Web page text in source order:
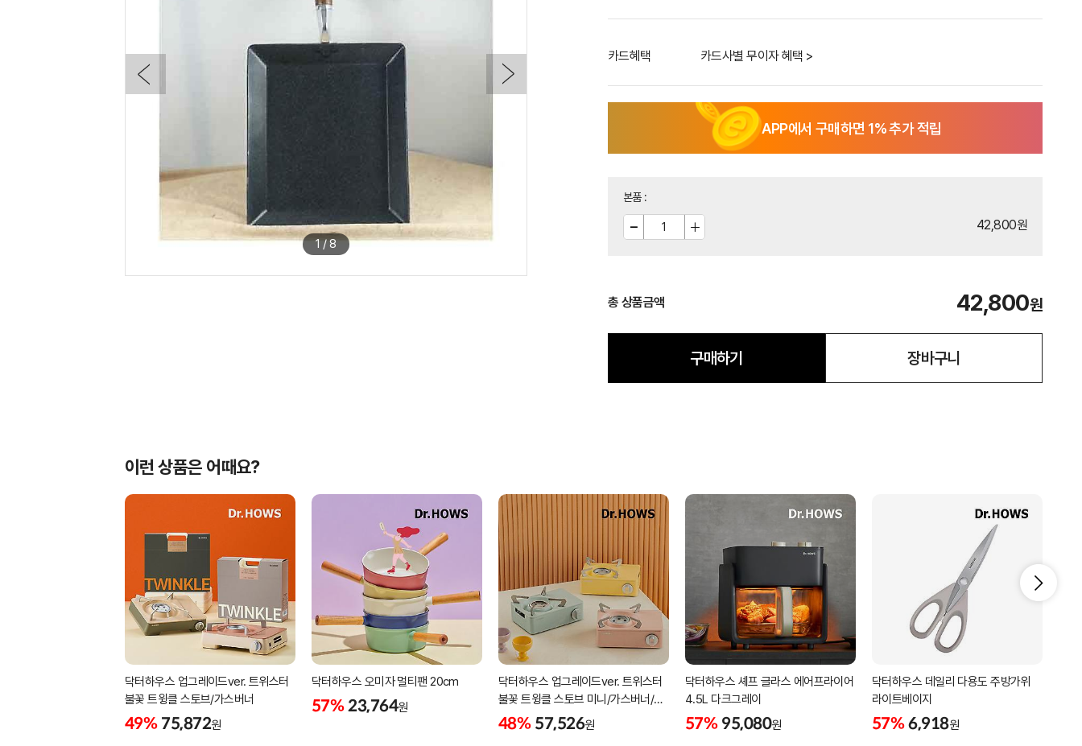
1/8
카드혜택 카드사별 무이자 혜택 >
APP에서 구매하면 1% 추가 적립
본품:
42,800원
총 상품금액 42,800원
구매하기 장바구니
이런 상품은 어때요?
닥터하우스 업그레이드ver. 트위스터
불꽃 트윙클 스토브/가스버너
49% 75,872원
닥터하우스 오미자 멀티팬 20cm
57% 23,764원
닥터하우스 업그레이드ver. 트위스터
불꽃 트윙클 스토브 미니/가스버너/
캠핑버너
48% 57,526원
닥터하우스 셰프 글라스 에어프라이어
4.5L 다크그레이
57% 95,080원
닥터하우스 데일리 다용도 주방가위
라이트베이지
57% 6,918원